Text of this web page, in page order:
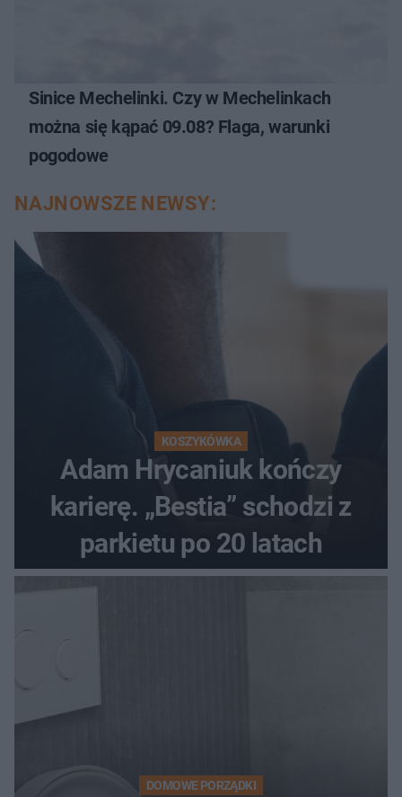
Sinice Mechelinki. Czy w Mechelinkach
można się kąpać 09.08? Flaga, warunki
pogodowe
NAJNOWSZE NEWSY:
KOSZYKÓWKA
Adam Hrycaniuk kończy
karierę. „Bestia” schodzi z
parkietu po 20 latach
DOMOWE PORZĄDKI